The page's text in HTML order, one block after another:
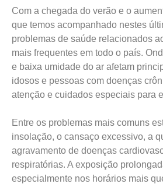
Com a chegada do verão e o
que temos acompanhado nestes
problemas de saúde relacionados
mais frequentes em todo o país.
e baixa umidade do ar afetam
idosos e pessoas com doenças
atenção e cuidados especiais para
Entre os problemas mais comuns
insolação, o cansaço excessivo, a
agravamento de doenças
respiratórias. A exposição
especialmente nos horários mais